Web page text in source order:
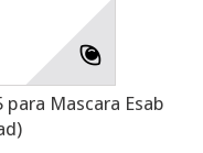
Mascara Esab